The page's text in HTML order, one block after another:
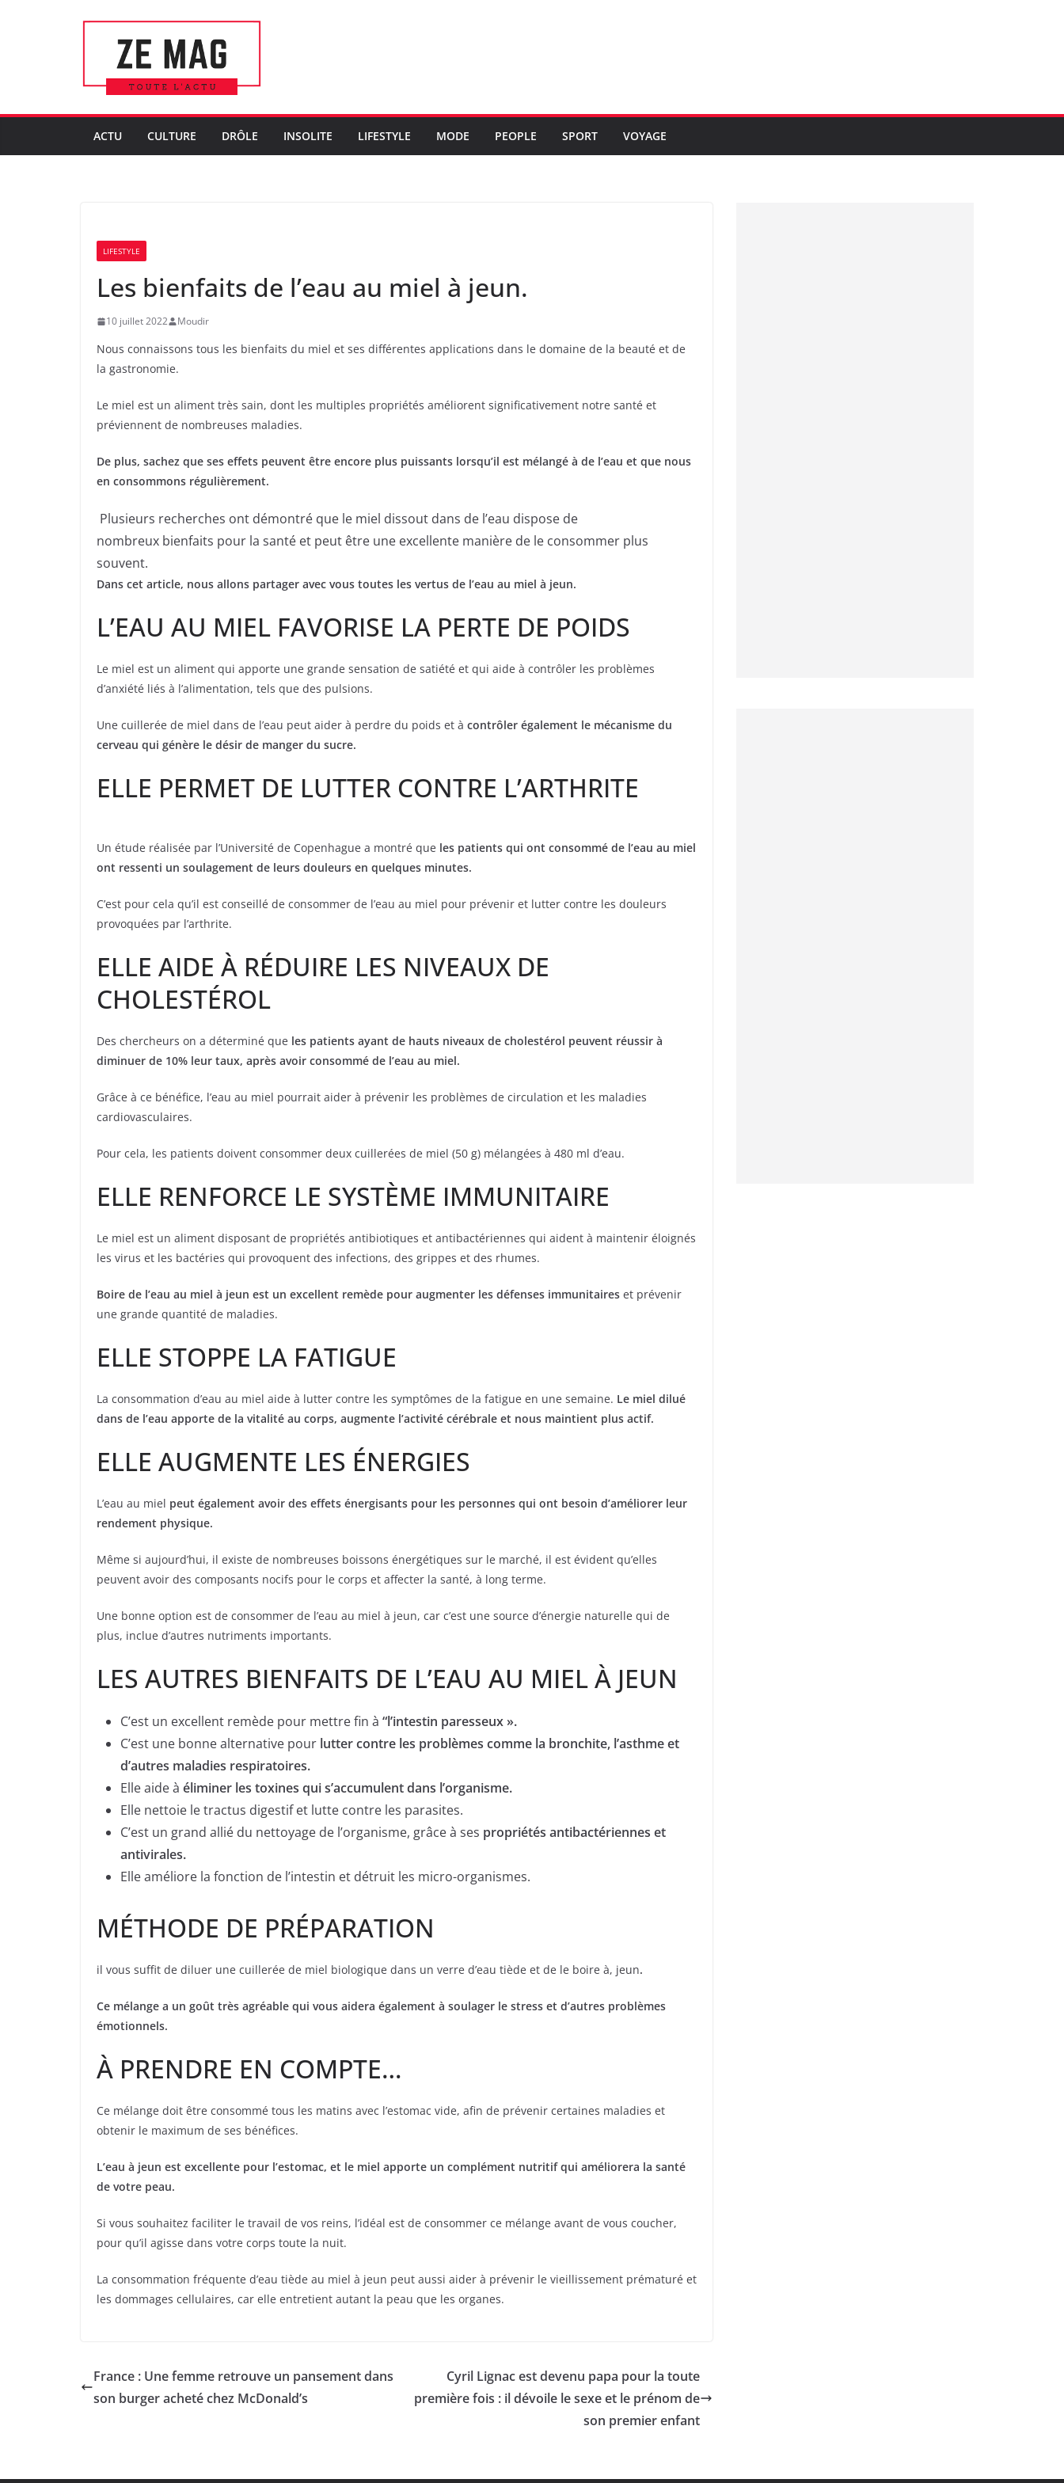
ACTU CULTURE DRÔLE INSOLITE LIFESTYLE MODE PEOPLE SPORT VOYAGE
LIFESTYLE
Les bienfaits de l’eau au miel à jeun.
10 juillet 2022 Moudir
Nous connaissons tous les bienfaits du miel et ses différentes applications dans le domaine de la beauté et de
la gastronomie.
Le miel est un aliment très sain, dont les multiples propriétés améliorent significativement notre santé et
préviennent de nombreuses maladies.
De plus, sachez que ses effets peuvent être encore plus puissants lorsqu’il est mélangé à de l’eau et que nous
en consommons régulièrement.
Plusieurs recherches ont démontré que le miel dissout dans de l’eau dispose de
nombreux bienfaits pour la santé et peut être une excellente manière de le consommer plus
souvent.
Dans cet article, nous allons partager avec vous toutes les vertus de l’eau au miel à jeun.
L’EAU AU MIEL FAVORISE LA PERTE DE POIDS
Le miel est un aliment qui apporte une grande sensation de satiété et qui aide à contrôler les problèmes
d’anxiété liés à l’alimentation, tels que des pulsions.
Une cuillerée de miel dans de l’eau peut aider à perdre du poids et à contrôler également le mécanisme du
cerveau qui génère le désir de manger du sucre.
ELLE PERMET DE LUTTER CONTRE L’ARTHRITE
Un étude réalisée par l’Université de Copenhague a montré que les patients qui ont consommé de l’eau au miel
ont ressenti un soulagement de leurs douleurs en quelques minutes.
C’est pour cela qu’il est conseillé de consommer de l’eau au miel pour prévenir et lutter contre les douleurs
provoquées par l’arthrite.
ELLE AIDE À RÉDUIRE LES NIVEAUX DE
CHOLESTÉROL
Des chercheurs on a déterminé que les patients ayant de hauts niveaux de cholestérol peuvent réussir à
diminuer de 10% leur taux, après avoir consommé de l’eau au miel.
Grâce à ce bénéfice, l’eau au miel pourrait aider à prévenir les problèmes de circulation et les maladies
cardiovasculaires.
Pour cela, les patients doivent consommer deux cuillerées de miel (50 g) mélangées à 480 ml d’eau.
ELLE RENFORCE LE SYSTÈME IMMUNITAIRE
Le miel est un aliment disposant de propriétés antibiotiques et antibactériennes qui aident à maintenir éloignés
les virus et les bactéries qui provoquent des infections, des grippes et des rhumes.
Boire de l’eau au miel à jeun est un excellent remède pour augmenter les défenses immunitaires et prévenir
une grande quantité de maladies.
ELLE STOPPE LA FATIGUE
La consommation d’eau au miel aide à lutter contre les symptômes de la fatigue en une semaine. Le miel dilué
dans de l’eau apporte de la vitalité au corps, augmente l’activité cérébrale et nous maintient plus actif.
ELLE AUGMENTE LES ÉNERGIES
L’eau au miel peut également avoir des effets énergisants pour les personnes qui ont besoin d’améliorer leur
rendement physique.
Même si aujourd’hui, il existe de nombreuses boissons énergétiques sur le marché, il est évident qu’elles
peuvent avoir des composants nocifs pour le corps et affecter la santé, à long terme.
Une bonne option est de consommer de l’eau au miel à jeun, car c’est une source d’énergie naturelle qui de
plus, inclue d’autres nutriments importants.
LES AUTRES BIENFAITS DE L’EAU AU MIEL À JEUN
C’est un excellent remède pour mettre fin à “l’intestin paresseux ».
C’est une bonne alternative pour lutter contre les problèmes comme la bronchite, l’asthme et
d’autres maladies respiratoires.
Elle aide à éliminer les toxines qui s’accumulent dans l’organisme.
Elle nettoie le tractus digestif et lutte contre les parasites.
C’est un grand allié du nettoyage de l’organisme, grâce à ses propriétés antibactériennes et
antivirales.
Elle améliore la fonction de l’intestin et détruit les micro-organismes.
MÉTHODE DE PRÉPARATION
il vous suffit de diluer une cuillerée de miel biologique dans un verre d’eau tiède et de le boire à, jeun.
Ce mélange a un goût très agréable qui vous aidera également à soulager le stress et d’autres problèmes
émotionnels.
À PRENDRE EN COMPTE…
Ce mélange doit être consommé tous les matins avec l’estomac vide, afin de prévenir certaines maladies et
obtenir le maximum de ses bénéfices.
L’eau à jeun est excellente pour l’estomac, et le miel apporte un complément nutritif qui améliorera la santé
de votre peau.
Si vous souhaitez faciliter le travail de vos reins, l’idéal est de consommer ce mélange avant de vous coucher,
pour qu’il agisse dans votre corps toute la nuit.
La consommation fréquente d’eau tiède au miel à jeun peut aussi aider à prévenir le vieillissement prématuré et
les dommages cellulaires, car elle entretient autant la peau que les organes.
France : Une femme retrouve un pansement dans
son burger acheté chez McDonald’s
Cyril Lignac est devenu papa pour la toute
première fois : il dévoile le sexe et le prénom de
son premier enfant